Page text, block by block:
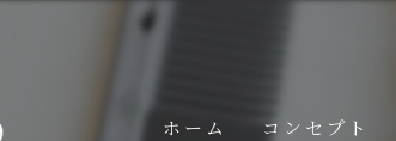
ホーム コンセプト